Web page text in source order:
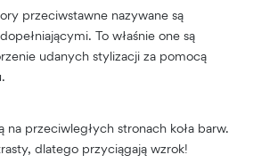
przeciwstawne nazywane są
To właśnie one są
udanych stylizacji za pomocą
na przeciwległych stronach koła barw.
dlatego przyciągają wzrok!